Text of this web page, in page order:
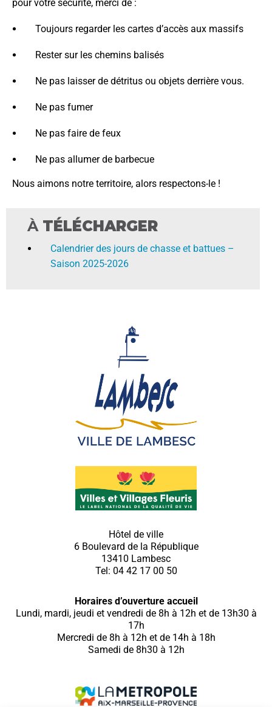
pour votre sécurité, merci de :
Toujours regarder les cartes d’accès aux massifs
Rester sur les chemins balisés
Ne pas laisser de détritus ou objets derrière vous.
Ne pas fumer
Ne pas faire de feux
Ne pas allumer de barbecue
Nous aimons notre territoire, alors respectons-le !
À TÉLÉCHARGER
Calendrier des jours de chasse et battues –
Saison 2025-2026
Hôtel de ville
6 Boulevard de la République
13410 Lambesc
Tel: 04 42 17 00 50
Horaires d’ouverture accueil
Lundi, mardi, jeudi et vendredi de 8h à 12h et de 13h30 à
17h
Mercredi de 8h à 12h et de 14h à 18h
Samedi de 8h30 à 12h